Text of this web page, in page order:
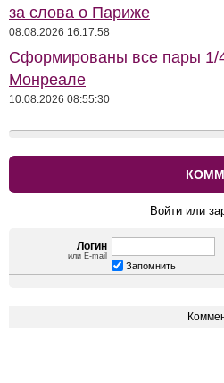
за слова о Париже
08.08.2026 16:17:58
Сформированы все пары 1/
Монреале
10.08.2026 08:55:30
Войти или
Логин
или E-mail
Запомнить